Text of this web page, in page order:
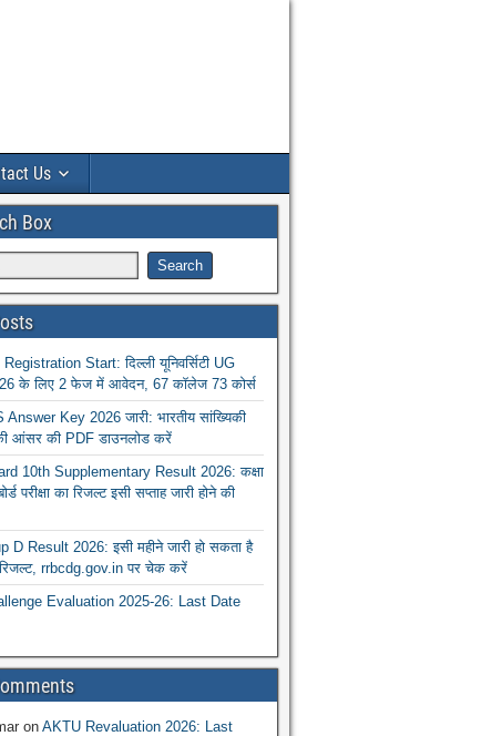
Us
Box
Start: दिल्ली यूनिवर्सिटी UG
के लिए 2 फेज में आवेदन, 67 कॉलेज 73 कोर्स
Key 2026 जारी: भारतीय सांख्यिकी
की आंसर की PDF डाउनलोड करें
10th Supplementary Result 2026: कक्षा
परीक्षा का रिजल्ट इसी सप्ताह जारी होने की
D Result 2026: इसी महीने जारी हो सकता है
rrbcdg.gov.in पर चेक करें
Evaluation 2025-26: Last Date
on AKTU Revaluation 2026: Last